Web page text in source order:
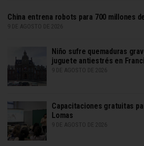
China entrena robots para 700 millones
9 DE AGOSTO DE 2026
Niño sufre quemaduras
juguete antiestrés en
9 DE AGOSTO DE 2026
Capacitaciones gratuitas
Lomas
9 DE AGOSTO DE 2026